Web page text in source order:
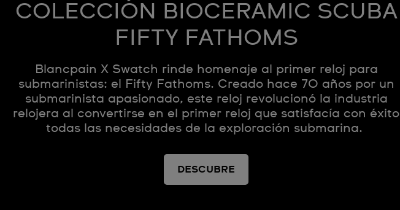
COLECCIÓN BIOCERAMIC SCUBA
FIFTY FATHOMS
Blancpain X Swatch rinde homenaje al primer reloj para
submarinistas: el Fifty Fathoms. Creado hace 70 años por un
submarinista apasionado, este reloj revolucionó la industria
relojera al convertirse en el primer reloj que satisfacía con éxito
todas las necesidades de la exploración submarina.
DESCUBRE